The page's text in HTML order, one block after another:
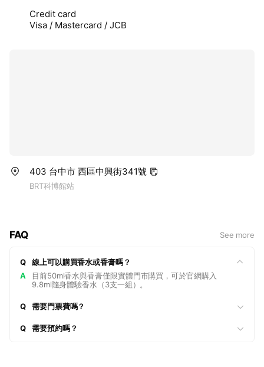
Credit card
Visa / Mastercard / JCB
403 台中市 西區中興街341號
BRT科博館站
FAQ See more
Q
線上可以購買香水或香膏嗎？
A
目前50ml香水與香膏僅限實體門市購買，可於官網購入
9.8ml隨身體驗香水（3支一組）。
Q 需要門票費嗎？
Q 需要預約嗎？